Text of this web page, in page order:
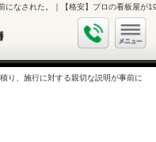
になされた。｜【格安】プロの看板屋
り、施行に対する親切な説明が事前に